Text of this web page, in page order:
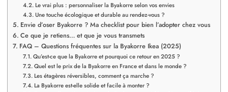
Le vrai plus : personnaliser la Byakorre selon vos envies
Une touche écologique et durable au rendez-vous ?
Envie d’oser Byakorre ? Ma checklist pour bien l’adopter chez vous
Ce que je retiens… et que je vous transmets
FAQ – Questions fréquentes sur la Byakorre Ikea (2025)
Qu’est-ce que la Byakorre et pourquoi ce retour en 2025 ?
Quel est le prix de la Byakorre en France et dans le monde ?
Les étagères réversibles, comment ça marche ?
La Byakorre est-elle solide et facile à monter ?